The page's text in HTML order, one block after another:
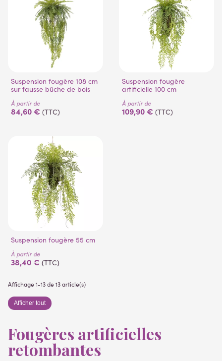
Suspension fougère 108 cm
sur fausse bûche de bois
À partir de
84,60 € (TTC)
Suspension fougère
artificielle 100 cm
À partir de
109,90 € (TTC)
Suspension fougère 55 cm
À partir de
38,40 € (TTC)
Affichage 1-13 de 13 article(s)
Afficher tout
Fougères artificielles
retombantes